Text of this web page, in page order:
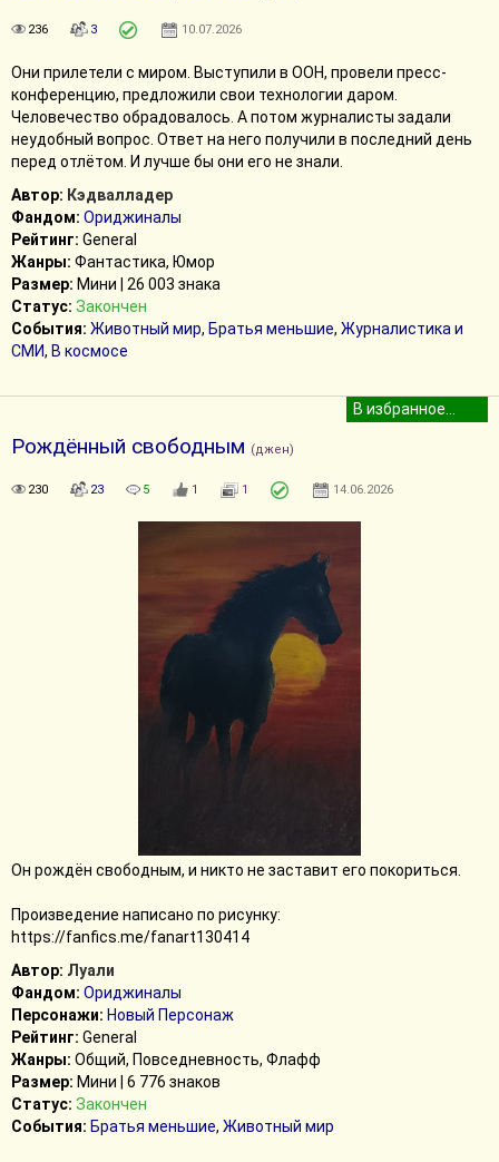
236 3 10.07.2026
Они прилетели с миром. Выступили в ООН, провели пресс-
конференцию, предложили свои технологии даром.
Человечество обрадовалось. А потом журналисты задали
неудобный вопрос. Ответ на него получили в последний день
перед отлётом. И лучше бы они его не знали.
Автор: Кэдвалладер
Фандом: Ориджиналы
Рейтинг: General
Жанры: Фантастика, Юмор
Размер: Мини | 26 003 знака
Статус: Закончен
События: Животный мир, Братья меньшие, Журналистика и
СМИ, В космосе
Рождённый свободным (джен)
230 23 5 1 1 14.06.2026
Он рождён свободным, и никто не заставит его покориться.
Произведение написано по рисунку:
https://fanfics.me/fanart130414
Автор: Луали
Фандом: Ориджиналы
Персонажи: Новый Персонаж
Рейтинг: General
Жанры: Общий, Повседневность, Флафф
Размер: Мини | 6 776 знаков
Статус: Закончен
События: Братья меньшие, Животный мир